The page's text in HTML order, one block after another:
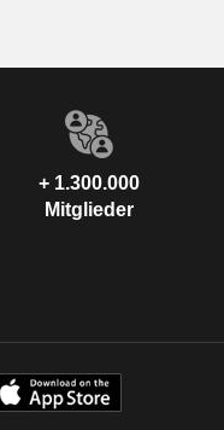
+ 1.300.000
Mitglieder